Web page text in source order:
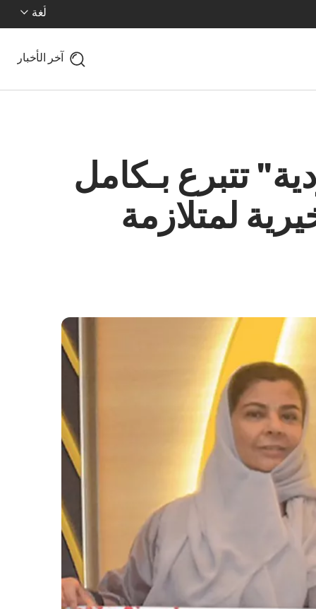
لُغة
آخر الأخبار
تتبرع بـكامل
الخيرية لمتلازمة